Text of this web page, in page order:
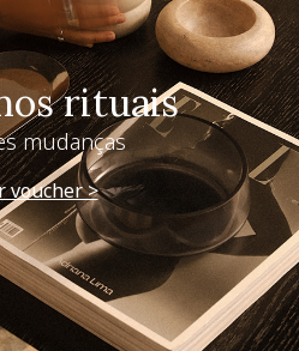
rituais
mudanças
voucher >